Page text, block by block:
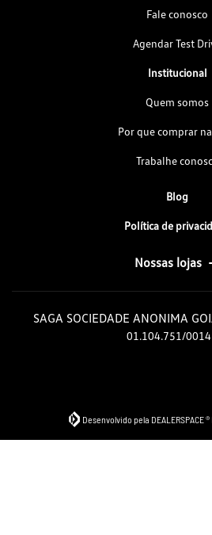
Fale conosco
Agendar Test
Institucional
Quem somos
Por que comprar
Trabalhe
Blog
Política de
Nossas lojas
SAGA SOCIEDADE ANONIMA
01.104.751/
Desenvolvido pela DEALERSPACE